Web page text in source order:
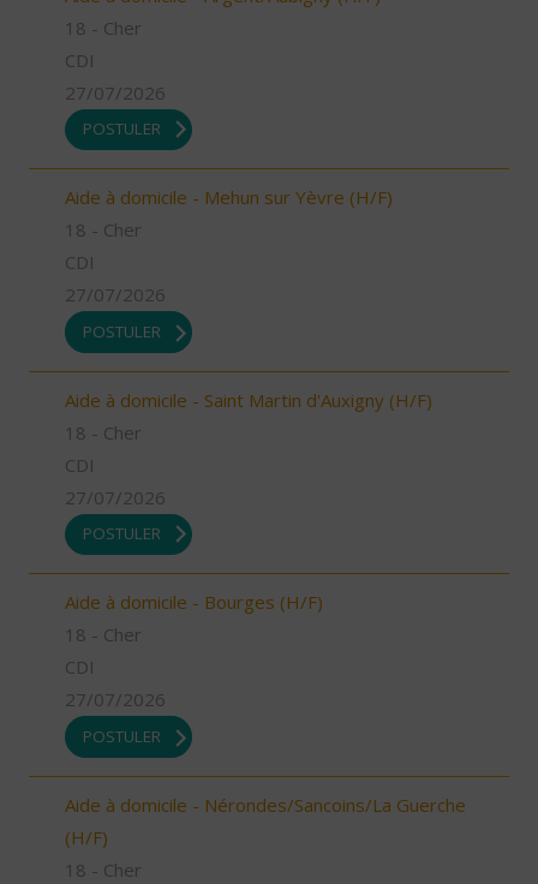
18 - Cher
CDI
27/07/2026
POSTULER
Aide à domicile - Mehun sur Yèvre (H/F)
18 - Cher
CDI
27/07/2026
POSTULER
Aide à domicile - Saint Martin d'Auxigny (H/F)
18 - Cher
CDI
27/07/2026
POSTULER
Aide à domicile - Bourges (H/F)
18 - Cher
CDI
27/07/2026
POSTULER
Aide à domicile - Nérondes/Sancoins/La Guerche
(H/F)
18 - Cher